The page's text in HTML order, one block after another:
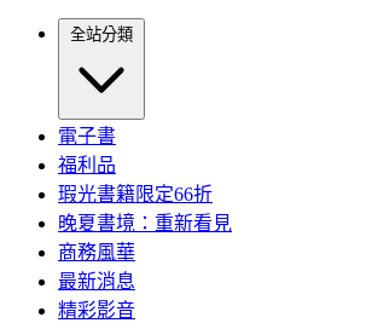
全站分類
電子書
福利品
瑕光書籍限定66折
晚夏書境：重新看見
商務風華
最新消息
精彩影音